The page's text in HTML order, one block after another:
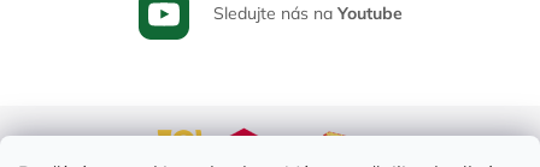
Sledujte nás na Youtube